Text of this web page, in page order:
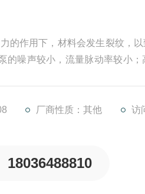
的作用下，材料会发生裂纹，
的噪声较小，流量脉动率较小
厂商性质：其他 访
18036488810